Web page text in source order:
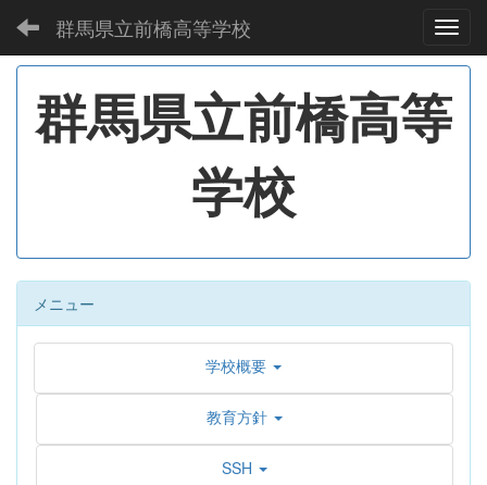
群馬県立前橋高等学校
群馬県立前橋高等
学校
メニュー
学校概要
教育方針
SSH